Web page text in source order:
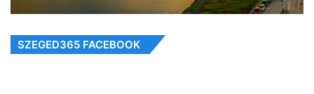
SZEGED365 FACEBOOK